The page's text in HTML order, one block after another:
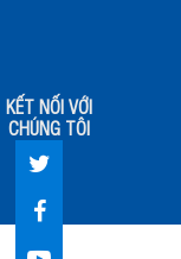
KẾT NỐI VỚI
CHÚNG TÔI